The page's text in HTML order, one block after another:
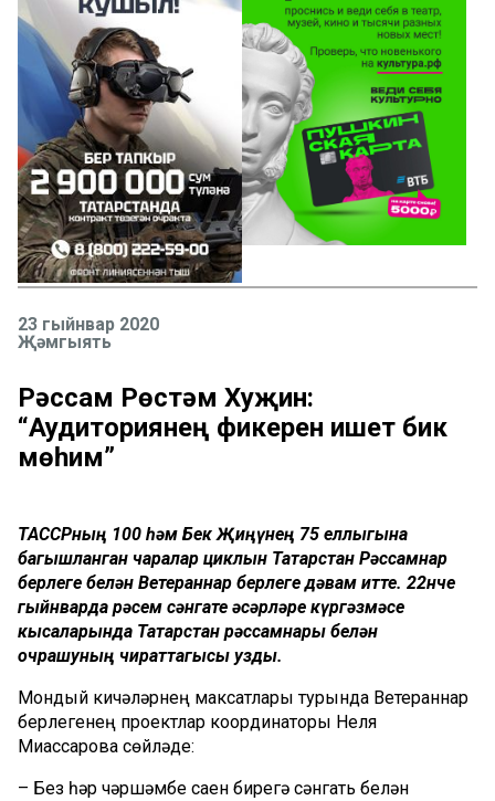
23 гыйнвар 2020
Җәмгыять
Рәссам Рөстәм Хуҗин:
“Аудиториянең фикерен ишетү бик
мөһим”
ТАССРның 100 һәм Бөек Җиңүнең 75 еллыгына
багышланган чаралар циклын Татарстан Рәссамнар
берлеге белән Ветераннар берлеге дәвам итте. 22нче
гыйнварда рәсем сәнгате әсәрләре күргәзмәсе
кысаларында Татарстан рәссамнары белән
очрашуның чираттагысы узды.
Мондый кичәләрнең максатлары турында Ветераннар
берлегенең проектлар координаторы Неля
Миассарова сөйләде:
– Без һәр чәршәмбе саен бирегә сәнгать белән